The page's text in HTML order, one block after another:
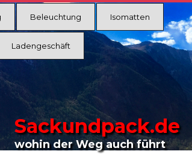
Beleuchtung Isomatten
Ladengeschäft
Sackundpack.de
wohin der Weg auch führt